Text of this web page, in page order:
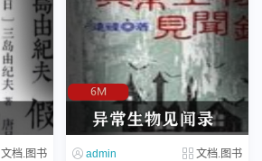
文档.图书 admin 文档.图书